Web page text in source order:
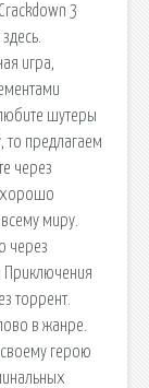
3
игра,
шутеры
то предлагаем
через
хорошо
миру.
через
торрент.
в жанре.
герою